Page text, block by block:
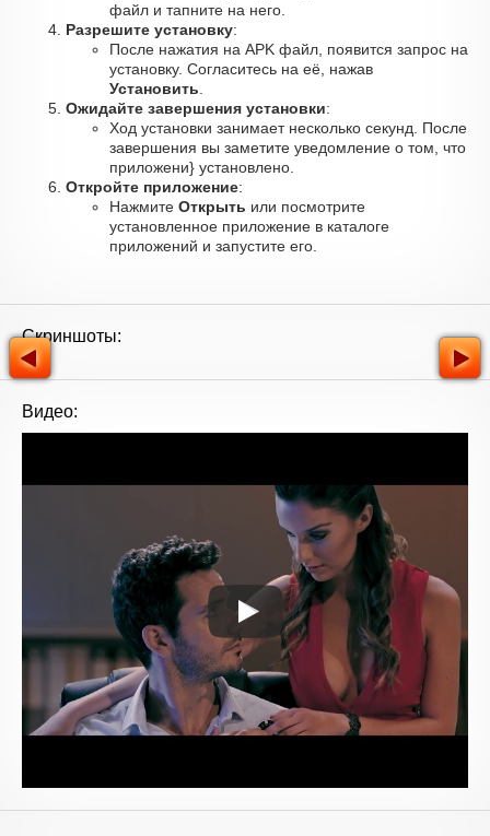
файл и тапните на него.
Разрешите установку:
После нажатия на APK файл, появится запрос на
установку. Согласитесь на её, нажав
Установить
Ожидайте завершения установки:
Ход установки занимает несколько секунд. После
завершения вы заметите уведомление о том, что
приложени} установлено.
Откройте приложение:
Нажмите Открыть или посмотрите
установленное приложение в каталоге
приложений и запустите его.
Скриншоты:
Видео: